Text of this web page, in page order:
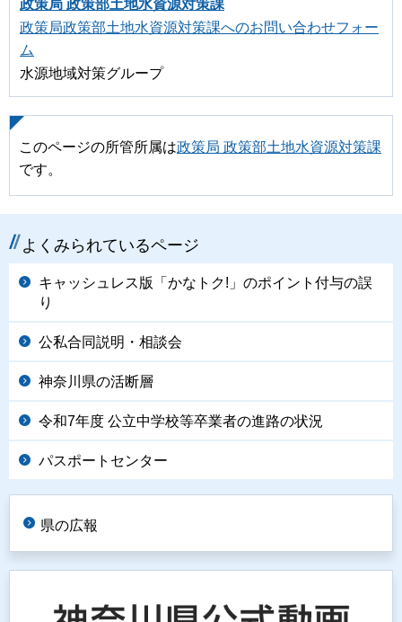
政策局 政策部土地水資源対策課
政策局政策部土地水資源対策課へのお問い合わせフォー
ム
水源地域対策グループ
このページの所管所属は政策局 政策部土地水資源対策課
です。
よくみられているページ
キャッシュレス版「かなトク!」のポイント付与の誤
り
公私合同説明・相談会
神奈川県の活断層
令和7年度 公立中学校等卒業者の進路の状況
パスポートセンター
県の広報